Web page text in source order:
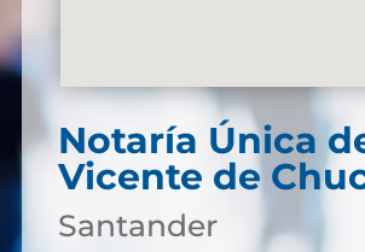
Notaría Única
Vicente de
Santander